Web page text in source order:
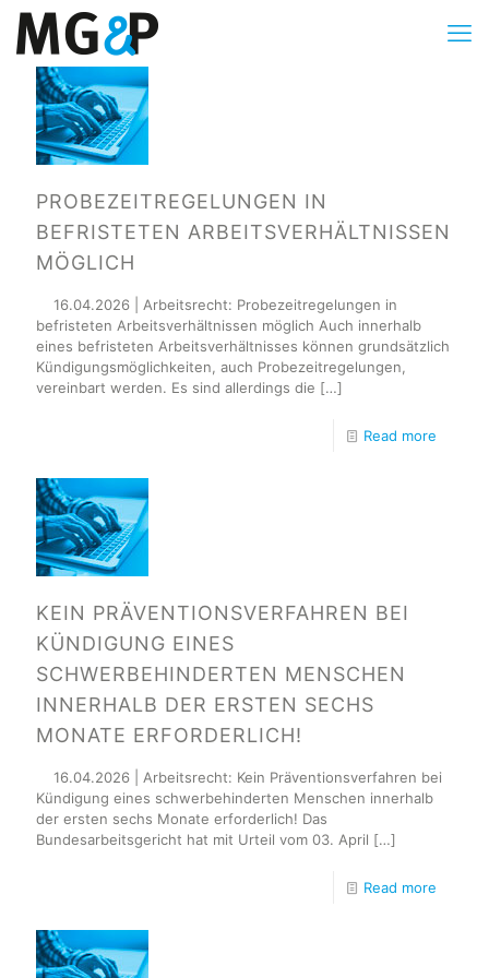
PROBEZEITREGELUNGEN IN
BEFRISTETEN ARBEITSVERHÄLTNISSEN
MÖGLICH
16.04.2026 | Arbeitsrecht: Probezeitregelungen in
befristeten Arbeitsverhältnissen möglich Auch innerhalb
eines befristeten Arbeitsverhältnisses können grundsätzlich
Kündigungsmöglichkeiten, auch Probezeitregelungen,
vereinbart werden. Es sind allerdings die […]
Read more
KEIN PRÄVENTIONSVERFAHREN BEI
KÜNDIGUNG EINES
SCHWERBEHINDERTEN MENSCHEN
INNERHALB DER ERSTEN SECHS
MONATE ERFORDERLICH!
16.04.2026 | Arbeitsrecht: Kein Präventionsverfahren bei
Kündigung eines schwerbehinderten Menschen innerhalb
der ersten sechs Monate erforderlich! Das
Bundesarbeitsgericht hat mit Urteil vom 03. April […]
Read more